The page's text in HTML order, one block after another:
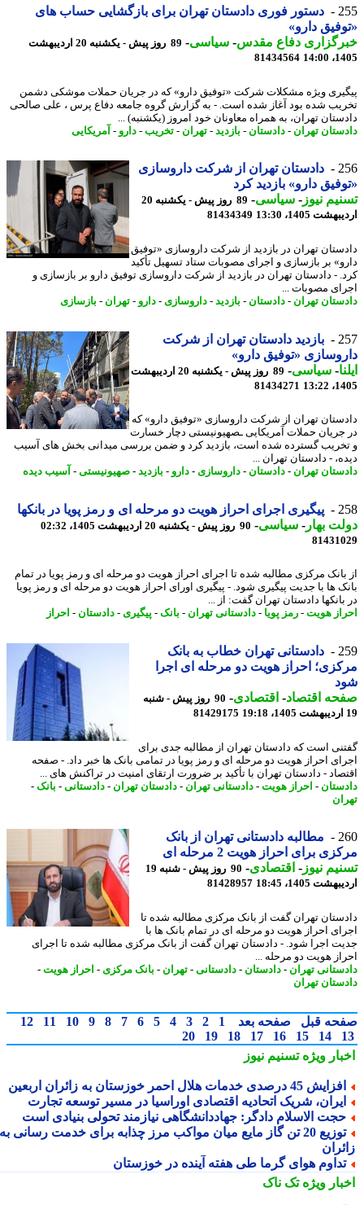
دستور فوری دادستان تهران برای بازگشایی حساب های
دارو»
دفاع مقدس-سیاسی-
89 روز پیش - یکشنبه 20 اردیبهشت
81434564
ویژه مشکلات شرکت «توفیق دارو» که در جریان حملات موشکی دشمن
شده بود آغاز شده است. - به گزارش گروه جامعه دفاع پرس ، علی صالحی
تهران، به همراه معاونان خود امروز (یکشنبه) ...
تهران- دادستان-بازدید-تهران- تخریب-دارو - آمریکایی
دادستان تهران از شرکت داروسازی
دارو» بازدید کرد
نیوز-سیاسی-
89 روز پیش - یکشنبه 20
1405، 13:30
81434349
تهران در بازدید از شرکت داروسازی «توفیق
بر بازسازی و اجرای مصوبات ستاد تسهیل تأکید
- دادستان تهران در بازدید از شرکت داروسازی توفیق دارو بر بازسازی و
مصوبات ...
تهران- دادستان-بازدید-داروسازی- دارو - تهران- بازسازی
بازدید دادستان تهران از شرکت
«توفیق دارو»
-سیاسی-
89 روز پیش - یکشنبه 20 اردیبهشت
81434271
تهران از شرکت داروسازی «توفیق دارو» که
حملات آمریکایی ـصهیونیستی دچار خسارت
گسترده شده است، بازدید کرد و ضمن بررسی میدانی بخش های آسیب
- دادستان تهران ...
تهران- دادستان-داروسازی- دارو - بازدید-صهیونیستی-آسیب دیده
پیگیری اجرای احراز هویت دو مرحله ای و رمز پویا در بانکها
بهار -سیاسی-90 روز پیش - یکشنبه 20 اردیبهشت 1405، 02:32
مرکزی مطالبه شده تا اجرای احراز هویت دو مرحله ای و رمز پویا در تمام
ها با جدیت پیگیری شود. - پیگیری اورای احراز هویت دو مرحله ای و رمز پویا
دادستان تهران گفت: از ...
هویت-رمز پویا -دادستانی تهران- بانک -پیگیری- دادستان-احراز
دادستانی تهران خطاب به بانک
احراز هویت دو مرحله ای اجرا
اقتصاد-اقتصادی-
90 روز پیش - شنبه
81429175
است که دادستان تهران از مطالبه جدی برای
احراز هویت دو مرحله ای و رمز پویا در تمامی بانک ها خبر داد. - صفحه
- دادستان تهران با تأکید بر ضرورت ارتقای امنیت در تراکنش های ...
-احراز هویت-دادستانی تهران- دادستان تهران- دادستانی-بانک -
مطالبه دادستانی تهران از بانک
برای احراز هویت 2 مرحله ای
نیوز-اقتصادی-
90 روز پیش - شنبه 19
1405، 18:45
81428957
تهران گفت از بانک مرکزی مطالبه شده تا
احراز هویت دو مرحله ای در تمام بانک ها با
اجرا شود. - دادستان تهران گفت از بانک مرکزی مطالبه شده تا اجرای
هویت دو مرحله ...
تهران- دادستان-دادستانی-تهران- بانک مرکزی - احراز هویت-
تهران
قبل صفحه بعد 1
2
3
4
5
6
7
8
9
10
11
12
14
15
16
17
18
19
20
ویژهتسنیم نیوز
45 درصدی خدمات هلال احمر خوزستان به زائران اربعین
شریک اتحادیه اقتصادی اوراسیا در مسیر توسعه تجارت
الاسلام دادگر: جهاددانشگاهی نیازمند تحولی بنیادی است
توزیع 20 تن گاز مایع میان مواکب مرز چذابه برای خدمت رسانی به
هوای گرما طی هفته آینده در خوزستان
ویژهتک ناک